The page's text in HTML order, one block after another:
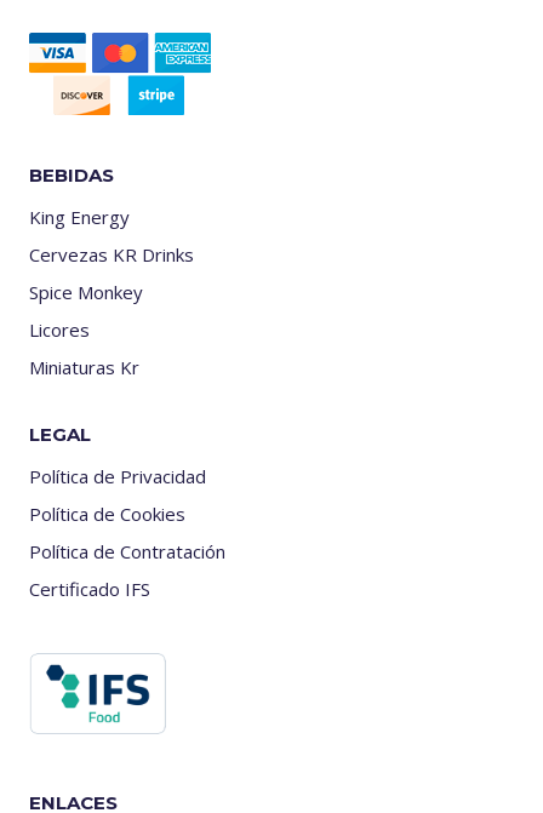
BEBIDAS
King Energy
Cervezas KR Drinks
Spice Monkey
Licores
Miniaturas Kr
LEGAL
Política de Privacidad
Política de Cookies
Política de Contratación
Certificado IFS
ENLACES